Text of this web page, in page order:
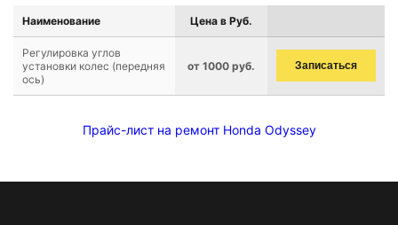
Наименование Цена в Руб.
Регулировка углов
установки колес (передняя
ось)
от 1000 руб. Записаться
Прайс-лист на ремонт Honda Odyssey